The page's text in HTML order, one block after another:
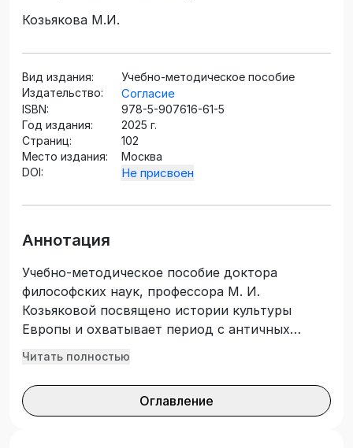
Козьякова М.И.
Вид издания:
Учебно-методическое пособие
Издательство:
Согласие
ISBN:
978-5-907616-61-5
Год издания:
2025 г.
Страниц:
102
Место издания:
Москва
DOI:
Не присвоен
Аннотация
Учебно-методическое пособие доктора
философских наук, профессора М. И.
Козьяковой посвящено истории культуры
Европы и охватывает период с античных
времен до XX века. В работе представлены
историографии, истории повседневности,
истории религии, философии, литературы,
Читать полностью
Оглавление